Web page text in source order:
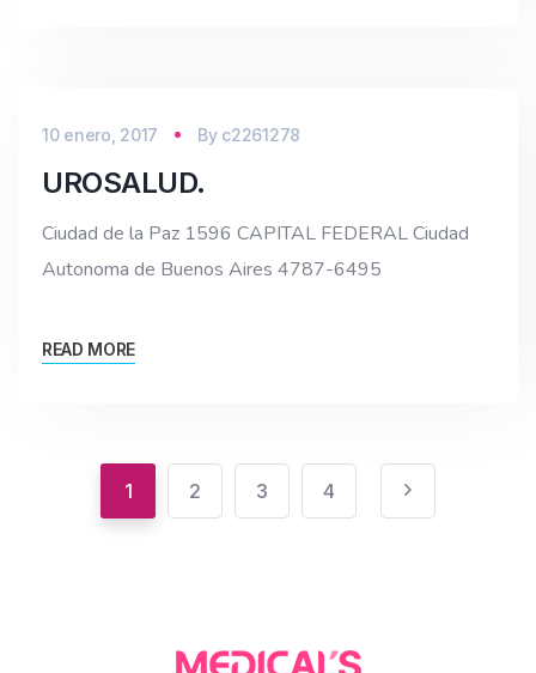
10 enero, 2017 By c2261278
UROSALUD.
Ciudad de la Paz 1596 CAPITAL FEDERAL Ciudad
Autonoma de Buenos Aires 4787-6495
READ MORE
1 2 3 4